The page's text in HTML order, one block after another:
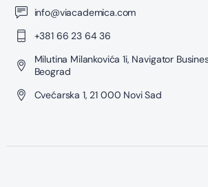
info@viacademica.com
+381 66 23 64 36
Milutina Milankovića 1i, Navigator
Beograd
Cvećarska 1, 21 000 Novi Sad